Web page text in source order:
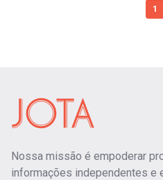
1
Nossa missão é empoderar
informações independentes e